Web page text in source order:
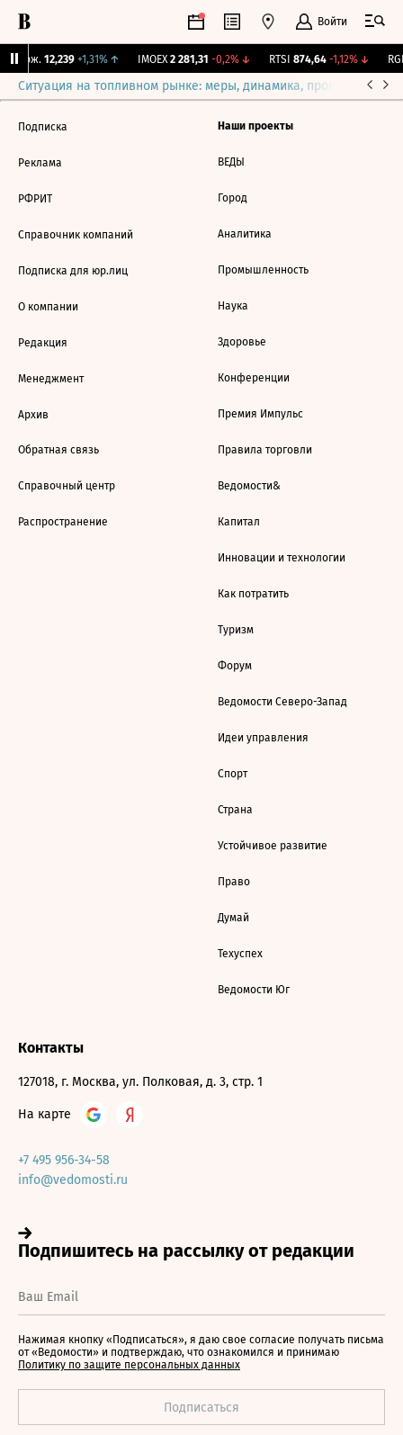
Войти
Бирж. 12,239 +1,31%↑ IMOEX 2 281,31 -0,2%↓ RTSI 874,64 -1,12%↓
Ситуация на топливном рынке: меры, динамика, прогнозы
Подписка
Реклама
РФРИТ
Справочник компаний
Подписка для юр.лиц
О компании
Редакция
Менеджмент
Архив
Обратная связь
Справочный центр
Распространение
Наши проекты
ВЕДЫ
Город
Аналитика
Промышленность
Наука
Здоровье
Конференции
Премия Импульс
Правила торговли
Ведомости&
Капитал
Инновации и технологии
Как потратить
Туризм
Форум
Ведомости Северо-Запад
Идеи управления
Спорт
Страна
Устойчивое развитие
Право
Думай
Техуспех
Ведомости Юг
Контакты
127018, г. Москва, ул. Полковая, д. 3, стр. 1
На карте
+7 495 956-34-58
info@vedomosti.ru
Нажимая кнопку «Подписаться», я даю свое согласие получать письма
от «Ведомости» и подтверждаю, что ознакомился и принимаю
Политику по защите персональных данных